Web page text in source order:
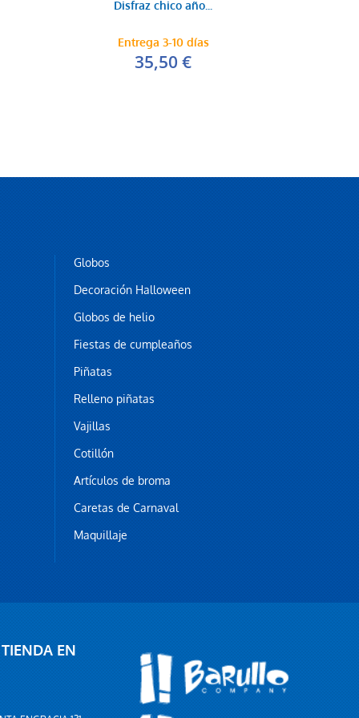
Disfraz chico año...
Entrega 3-10 días
35,50 €
Globos
Decoración Halloween
Globos de helio
Fiestas de cumpleaños
Piñatas
Relleno piñatas
Vajillas
Cotillón
Artículos de broma
Caretas de Carnaval
Maquillaje
EN